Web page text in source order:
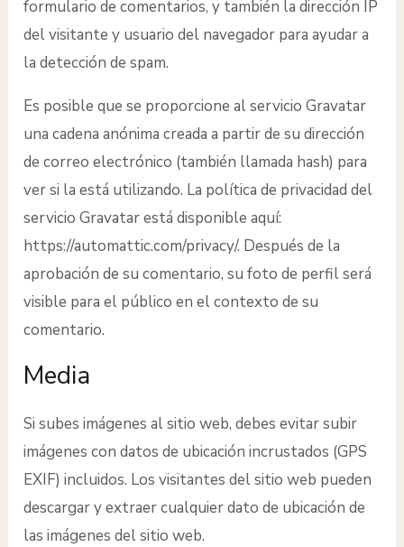
formulario de comentarios, y también la dirección IP
del visitante y usuario del navegador para ayudar a
la detección de spam.
Es posible que se proporcione al servicio Gravatar
una cadena anónima creada a partir de su dirección
de correo electrónico (también llamada hash) para
ver si la está utilizando. La política de privacidad del
servicio Gravatar está disponible aquí:
https://automattic.com/privacy/. Después de la
aprobación de su comentario, su foto de perfil será
visible para el público en el contexto de su
comentario.
Media
Si subes imágenes al sitio web, debes evitar subir
imágenes con datos de ubicación incrustados (GPS
EXIF) incluidos. Los visitantes del sitio web pueden
descargar y extraer cualquier dato de ubicación de
las imágenes del sitio web.